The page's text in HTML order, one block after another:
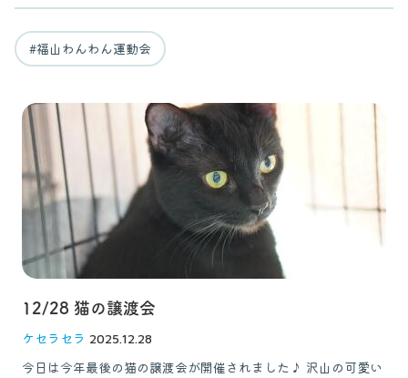
病院日記
リクルート
お問い合わせ 獣医師の皆様へ
#福山わんわん運動会
12/28 猫の譲渡会
ケセラセラ 2025.12.28
今日は今年最後の猫の譲渡会が開催されました♪ 沢山の可愛い